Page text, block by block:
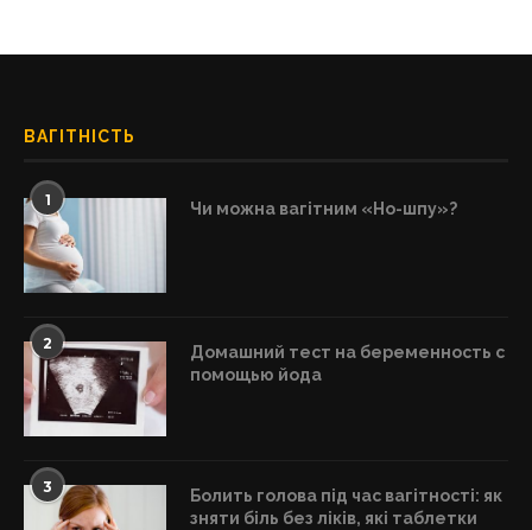
ВАГІТНІСТЬ
1 Чи можна вагітним «Но-шпу»?
2
Домашний тест на беременность с
помощью йода
3
Болить голова під час вагітності: як
зняти біль без ліків, які таблетки